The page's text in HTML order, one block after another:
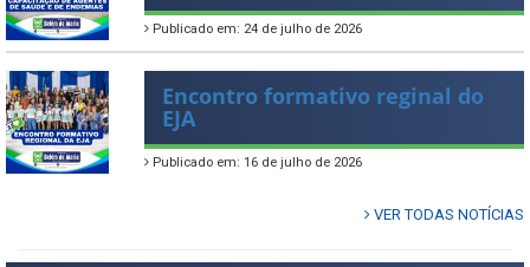
Publicado em: 24 de julho de 2026
Encontro formativo reginal do
EJA
Publicado em: 16 de julho de 2026
VER TODAS NOTÍCIAS